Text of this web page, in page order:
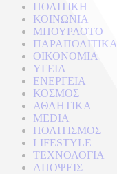
ΠΟΛΙΤΙΚΗ
ΚΟΙΝΩΝΙΑ
ΜΠΟΥΡΛΟΤΟ
ΠΑΡΑΠΟΛΙΤΙΚΑ
ΟΙΚΟΝΟΜΙΑ
ΥΓΕΙΑ
ΕΝΕΡΓΕΙΑ
ΚΟΣΜΟΣ
ΑΘΛΗΤΙΚΑ
MEDIA
ΠΟΛΙΤΙΣΜΟΣ
LIFESTYLE
ΤΕΧΝΟΛΟΓΙΑ
ΑΠΟΨΕΙΣ